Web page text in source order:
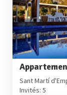
Sant Martí
Invités: 5